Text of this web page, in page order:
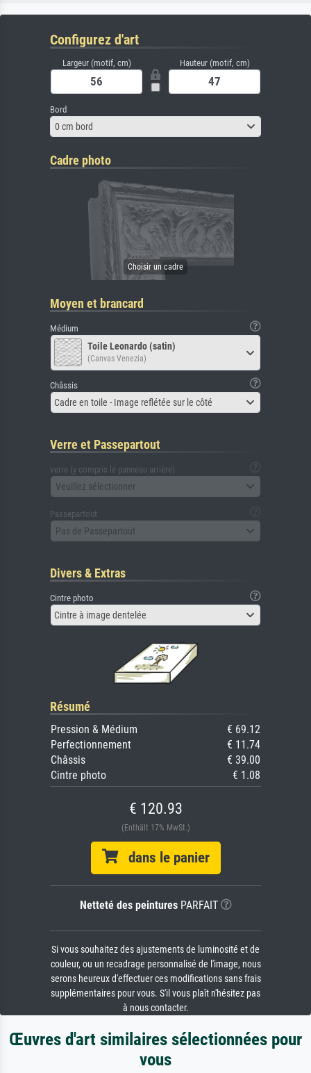
Configurez d'art
Largeur (motif, cm) Hauteur (motif, cm)
Bord
0 cm bord
Cadre photo
Moyen et brancard
Médium
Toile Leonardo (satin)
(Canvas Venezia)
Châssis
Cadre en toile - Image reflétée sur le côté
Verre et Passepartout
verre (y compris le panneau arrière)
Veuillez sélectionner
Passepartout
Pas de Passepartout
Divers & Extras
Cintre photo
Cintre à image dentelée
Résumé
Pression & Médium
€ 69.12
Perfectionnement
€ 11.74
Châssis
€ 39.00
Cintre photo
€ 1.08
€ 120.93
(Enthält 17% MwSt.)
dans le panier
Netteté des peinturesPARFAIT
Si vous souhaitez des ajustements de luminosité et de
couleur, ou un recadrage personnalisé de l'image, nous
serons heureux d'effectuer ces modifications sans frais
supplémentaires pour vous. S'il vous plaît n'hésitez pas
à nous contacter.
Œuvres d'art similaires sélectionnées pour
vous